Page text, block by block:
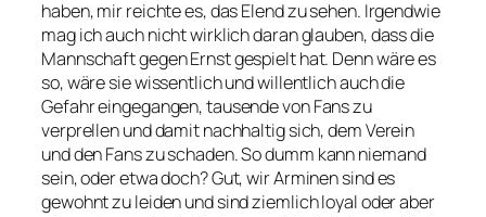
haben, mir reichte es, das Elend zu sehen. Irgendwie
mag ich auch nicht wirklich daran glauben, dass die
Mannschaft gegen Ernst gespielt hat. Denn wäre es
so, wäre sie wissentlich und willentlich auch die
Gefahr eingegangen, tausende von Fans zu
verprellen und damit nachhaltig sich, dem Verein
und den Fans zu schaden. So dumm kann niemand
sein, oder etwa doch? Gut, wir Arminen sind es
gewohnt zu leiden und sind ziemlich loyal oder aber